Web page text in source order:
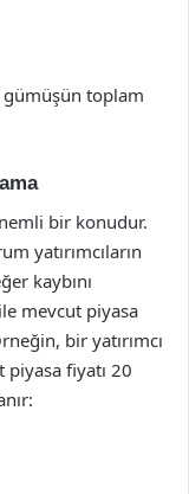
gümüşün toplam
bir konudur.
yatırımcıların
kaybını
ile mevcut piyasa
bir yatırımcı
fiyatı 20